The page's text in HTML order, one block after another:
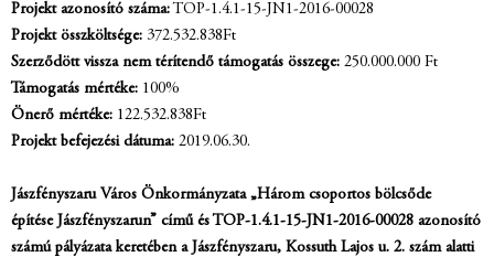
Projekt azonosító száma:TOP-1.4.1-15-JN1-2016-00028
Projekt összköltsége: 372.532.838Ft
Szerződött vissza nem térítendő támogatás összege: 250.000.000 Ft
Támogatás mértéke: 100%
Önerő mértéke: 122.532.838Ft
Projekt befejezési dátuma: 2019.06.30.
Jászfényszaru Város Önkormányzata „Három csoportos bölcsőde
építése Jászfényszarun” című és TOP-1.4.1-15-JN1-2016-00028 azonosító
számú pályázata keretében a Jászfényszaru, Kossuth Lajos u. 2. szám alatti